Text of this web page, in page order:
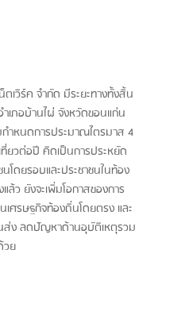
เวิร์ค จำกัด มีระยะทางทั้งสิ้น
เภอบ้านไผ่ จังหวัดขอนแก่น
กำหนดการประมาณไตรมาส 4
ยวต่อปี คิดเป็นการประหยัด
โดยรอบและประชาชนในท้อง
ล้ว ยังจะเพิ่มโอกาสของการ
เศรษฐกิจท้องถิ่นโดยตรง และ
ส่ง ลดปัญหาด้านอุบัติเหตุรวม
วย